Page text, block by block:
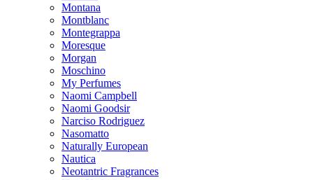
Montana
Montblanc
Montegrappa
Moresque
Morgan
Moschino
My Perfumes
Naomi Campbell
Naomi Goodsir
Narciso Rodriguez
Nasomatto
Naturally European
Nautica
Neotantric Fragrances